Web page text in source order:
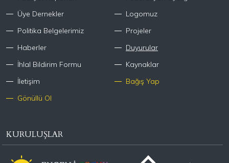
Üye Dernekler
Logomuz
Politika Belgelerimiz
Projeler
Haberler
Duyurular
İhlal Bildirim Formu
Kaynaklar
İletişim
Bağış Yap
Gönüllü Ol
KURULUŞLAR